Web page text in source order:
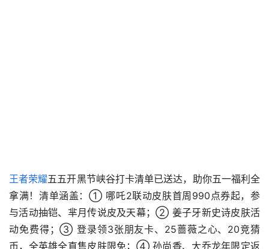
王者荣耀五五开黑节峡谷打卡清单已送达，助你五一福利全
拿满！清单涵盖：① 哪吒2联动皮肤首周990点券起，参
与活动抽铠、芈月传说皮及天幕；② 姜子牙新史诗皮肤活
动免费得；③ 登录领3张朋友卡、25蔷薇之心、20竞猜
币，全英雄全直售皮肤限免；④ 孙尚香、大乔龙年限定返